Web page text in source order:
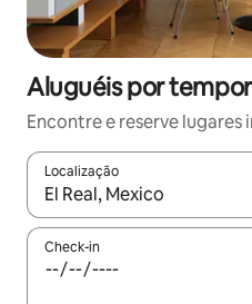
Aluguéis por
Encontre e reserve lugares
Localização
Quando os resultados
Check-in